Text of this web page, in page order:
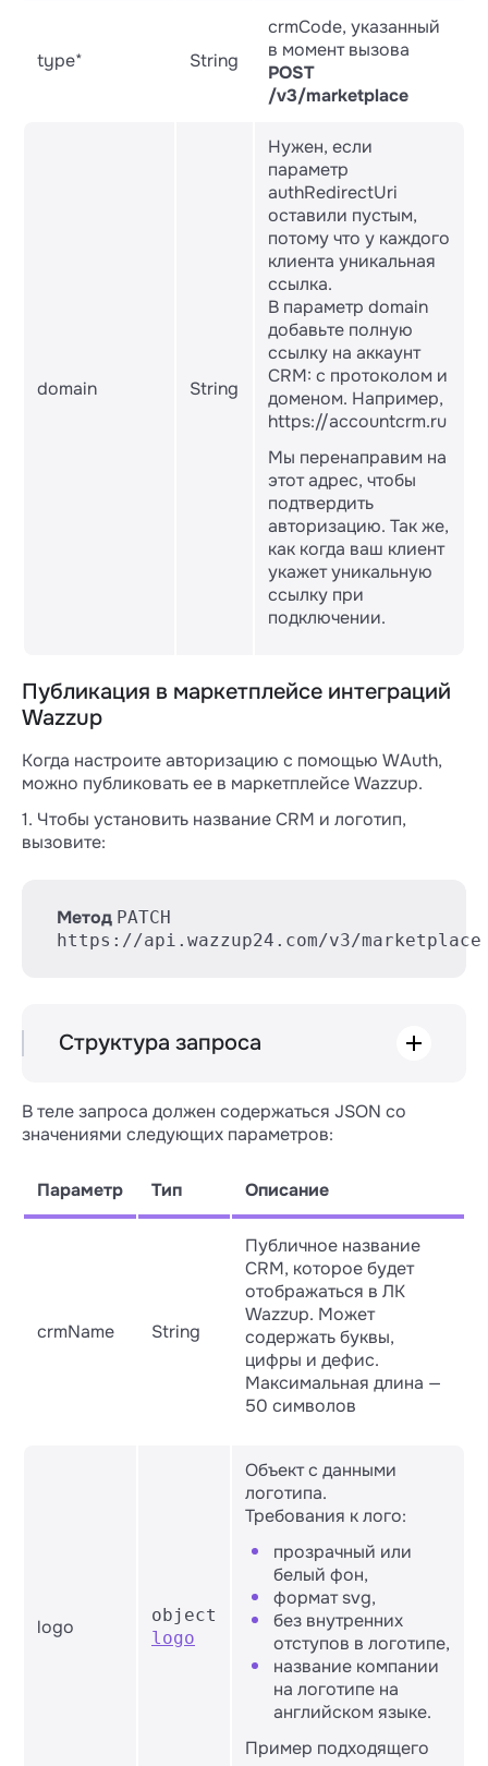
type* String
crmCode, указанный
в момент вызова
POST
/v3/marketplace
domain String
Нужен, если
параметр
authRedirectUri
оставили пустым,
потому что у каждого
клиента уникальная
ссылка.
В параметр domain
добавьте полную
ссылку на аккаунт
CRM: с протоколом и
доменом. Например,
https://accountcrm.ru
Мы перенаправим на
этот адрес, чтобы
подтвердить
авторизацию. Так же,
как когда ваш клиент
укажет уникальную
ссылку при
подключении.
Публикация в маркетплейсе интеграций
Wazzup
Когда настроите авторизацию с помощью WAuth,
можно публиковать ее в маркетплейсе Wazzup.
1. Чтобы установить название CRM и логотип,
вызовите:
Метод PATCH
https://api.wazzup24.com/v3/marketplace
Структура запроса
PATCH /v3/marketplace
├── crmName
В теле запроса должен содержаться JSON со
значениями следующих параметров:
Параметр Тип Описание
crmName String
Публичное название
CRM, которое будет
отображаться в ЛК
Wazzup. Может
содержать буквы,
цифры и дефис.
Максимальная длина —
50 символов
logo
object
logo
Объект с данными
логотипа.
Требования к лого:
прозрачный или
белый фон,
формат svg,
без внутренних
отступов в логотипе,
название компании
на логотипе на
английском языке.
Пример подходящего